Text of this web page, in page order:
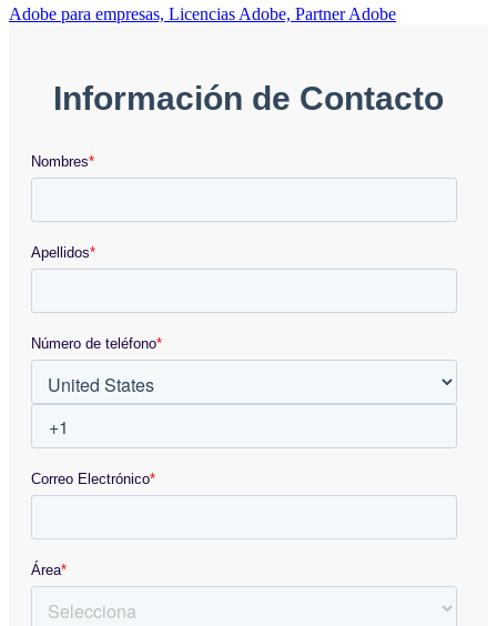
Adobe para empresas, Licencias Adobe, Partner Adobe